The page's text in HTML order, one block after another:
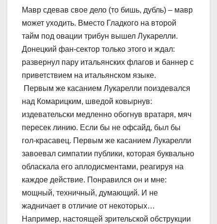
Мавр сдевав свое дело (то бишь, дубль) – мавр
может уходить. Вместо Гладкого на второй
тайм под овации трибун вышел Лукарелли.
Донецкий фан-сектор только этого и ждал:
развернул пару итальянских флагов и баннер с
приветствием на итальянском языке.
Первым же касанием Лукарелли поиздевался
над Комарицким, шведой ковырнув:
издевательски медленно обогнув вратаря, мяч
пересек линию. Если бы не офсайд, был бы
гол-красавец. Первым же касанием Лукарелли
завоевал симпатии публики, которая буквально
обласкала его аплодисментами, реагируя на
каждое действие. Понравился он и мне:
мощный, техничный, думающий. И не
жадничает в отличие от некоторых…
Например, настоящей зрительской обструкции